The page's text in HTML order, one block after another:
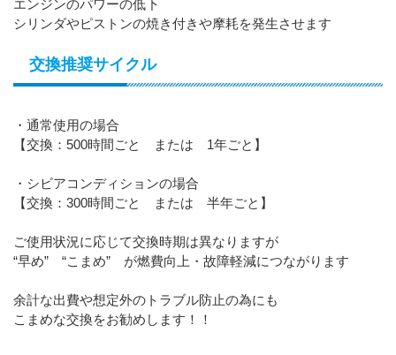
エンジンのパワーの低下
シリンダやピストンの焼き付きや摩耗を発生させます
交換推奨サイクル
・通常使用の場合
【交換：500時間ごと または 1年ごと】
・シビアコンディションの場合
【交換：300時間ごと または 半年ごと】
ご使用状況に応じて交換時期は異なりますが
“早め” “こまめ” が燃費向上・故障軽減につながります
余計な出費や想定外のトラブル防止の為にも
こまめな交換をお勧めします！！